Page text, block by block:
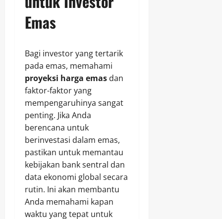
Emas
Bagi investor yang tertarik
pada emas, memahami
proyeksi harga emas dan
faktor-faktor yang
mempengaruhinya sangat
penting. Jika Anda
berencana untuk
berinvestasi dalam emas,
pastikan untuk memantau
kebijakan bank sentral dan
data ekonomi global secara
rutin. Ini akan membantu
Anda memahami kapan
waktu yang tepat untuk